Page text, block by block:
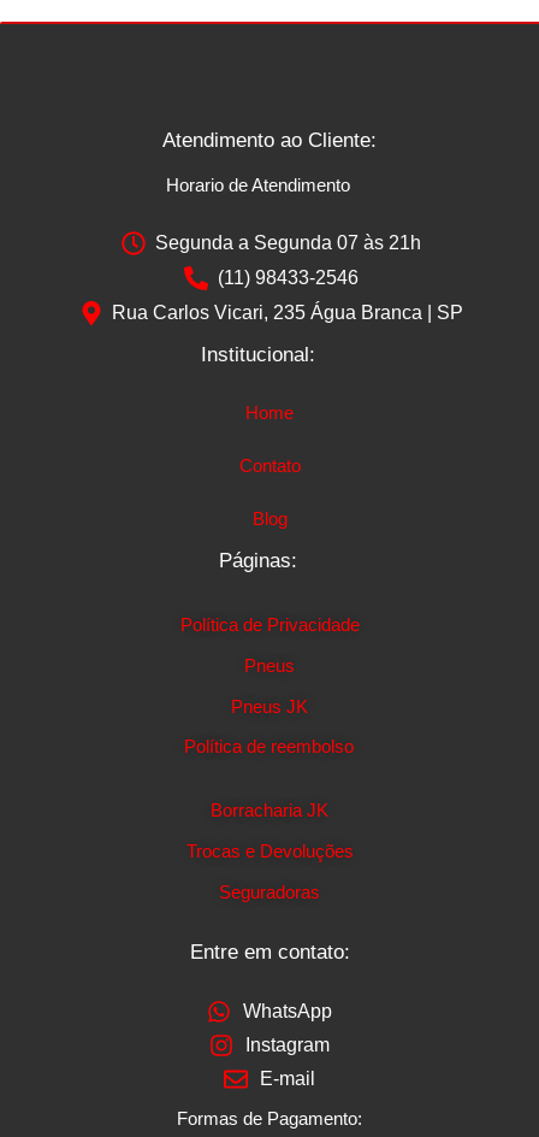
Atendimento ao Cliente:
Horario de Atendimento
Segunda a Segunda 07 às 21h
(11) 98433-2546
Rua Carlos Vicari, 235 Água Branca | SP
Institucional:
Home
Contato
Blog
Páginas:
Política de Privacidade
Pneus
Pneus JK
Política de reembolso
Borracharia JK
Trocas e Devoluções
Seguradoras
Entre em contato:
WhatsApp
Instagram
E-mail
Formas de Pagamento: